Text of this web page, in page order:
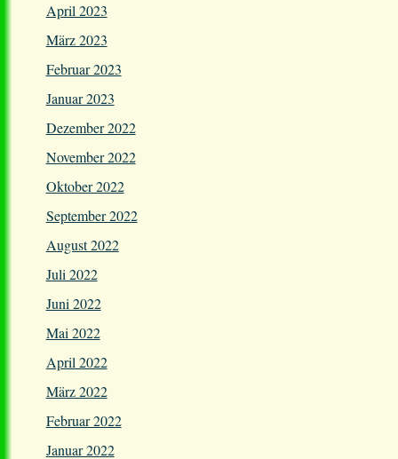
April 2023
März 2023
Februar 2023
Januar 2023
Dezember 2022
November 2022
Oktober 2022
September 2022
August 2022
Juli 2022
Juni 2022
Mai 2022
April 2022
März 2022
Februar 2022
Januar 2022